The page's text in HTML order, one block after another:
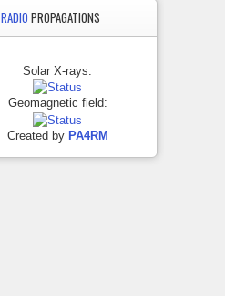
RADIO PROPAGATIONS
Solar X-rays:
Geomagnetic field:
Created by PA4RM